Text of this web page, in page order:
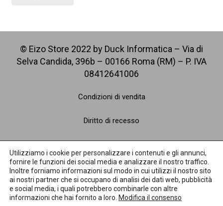
© Eizo Store 2022 by Duck Informatica – Via di
Selva Candida, 396b – 00166 Roma (RM) – P. IVA
08412641006
Condizioni di vendita
Diritto di recesso
Spedizioni
Pagamenti
Privacy Policy
Utilizziamo i cookie per personalizzare i contenuti e gli annunci,
fornire le funzioni dei social media e analizzare il nostro traffico.
Inoltre forniamo informazioni sul modo in cui utilizzi il nostro sito
ai nostri partner che si occupano di analisi dei dati web, pubblicità
e social media, i quali potrebbero combinarle con altre
informazioni che hai fornito a loro. Modifica il consenso